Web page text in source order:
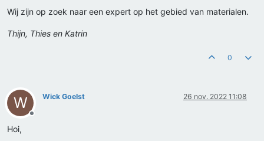
Wij zijn op zoek naar een expert op het gebied van materialen.
Thijn, Thies en Katrin
0
W
Offline
Wick Goelst 26 nov. 2022 11:08
Hoi,